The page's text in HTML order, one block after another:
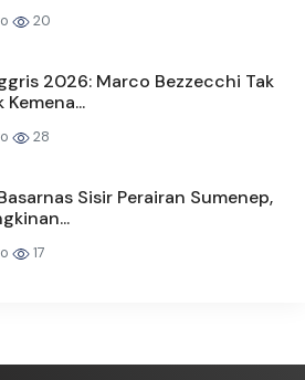
20
2026: Marco Bezzecchi Tak
Kemena...
28
Sisir Perairan Sumenep,
17